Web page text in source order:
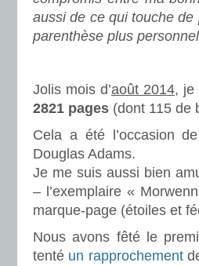
aussi de ce qui touche
parenthèse plus
Jolis mois d’août 2014, je
2821 pages (dont 115 de
Cela a été l’occasion
Douglas Adams.
Je me suis aussi bien
– l’exemplaire «
marque-page (étoiles et
Nous avons fêté le
tenté un rapprochement